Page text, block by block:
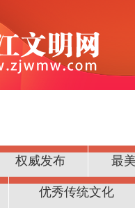
权威发布 最
优秀传统文化